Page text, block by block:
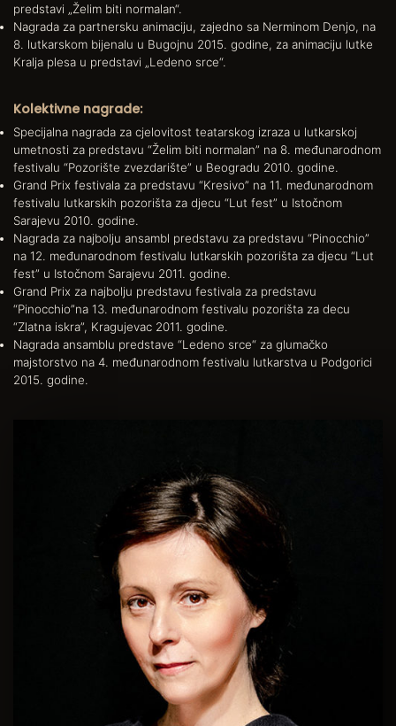
predstavi „Želim biti normalan“.
Nagrada za partnersku animaciju, zajedno sa Nerminom Denjo, na
8. lutkarskom bijenalu u Bugojnu 2015. godine, za animaciju lutke
Kralja plesa u predstavi „Ledeno srce“.
Kolektivne nagrade:
Specijalna nagrada za cjelovitost teatarskog izraza u lutkarskoj
umetnosti za predstavu “Želim biti normalan” na 8. međunarodnom
festivalu “Pozorište zvezdarište” u Beogradu 2010. godine.
Grand Prix festivala za predstavu “Kresivo” na 11. međunarodnom
festivalu lutkarskih pozorišta za djecu “Lut fest” u Istočnom
Sarajevu 2010. godine.
Nagrada za najbolju ansambl predstavu za predstavu “Pinocchio”
na 12. međunarodnom festivalu lutkarskih pozorišta za djecu “Lut
fest” u Istočnom Sarajevu 2011. godine.
Grand Prix za najbolju predstavu festivala za predstavu
“Pinocchio”na 13. međunarodnom festivalu pozorišta za decu
“Zlatna iskra”, Kragujevac 2011. godine.
Nagrada ansamblu predstave “Ledeno srce“ za glumačko
majstorstvo na 4. međunarodnom festivalu lutkarstva u Podgorici
2015. godine.